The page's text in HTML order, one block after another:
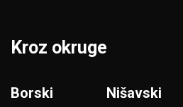
Kroz okruge
Borski Nišavski